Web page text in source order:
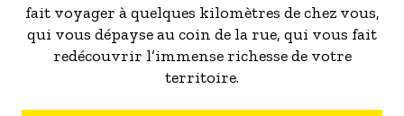
fait voyager à quelques kilomètres de chez vous,
qui vous dépayse au coin de la rue, qui vous fait
redécouvrir l’immense richesse de votre
territoire.